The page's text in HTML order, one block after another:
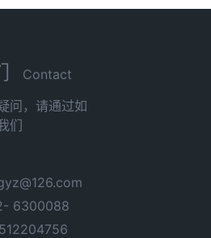
Contact
问，请通过如
们
6300088